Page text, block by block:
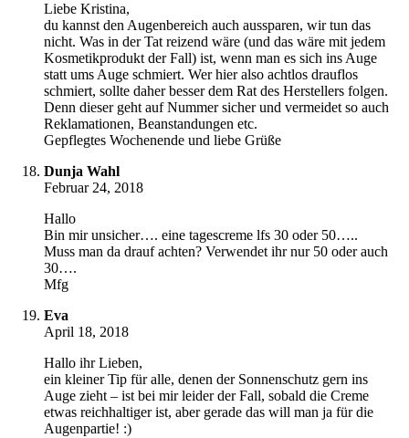
Liebe Kristina,
du kannst den Augenbereich auch aussparen, wir tun das
nicht. Was in der Tat reizend wäre (und das wäre mit jedem
Kosmetikprodukt der Fall) ist, wenn man es sich ins Auge
statt ums Auge schmiert. Wer hier also achtlos drauflos
schmiert, sollte daher besser dem Rat des Herstellers folgen.
Denn dieser geht auf Nummer sicher und vermeidet so auch
Reklamationen, Beanstandungen etc.
Gepflegtes Wochenende und liebe Grüße
Dunja Wahl
Februar 24, 2018
Hallo
Bin mir unsicher…. eine tagescreme lfs 30 oder 50…..
Muss man da drauf achten? Verwendet ihr nur 50 oder auch
30….
Mfg
Eva
April 18, 2018
Hallo ihr Lieben,
ein kleiner Tip für alle, denen der Sonnenschutz gern ins
Auge zieht – ist bei mir leider der Fall, sobald die Creme
etwas reichhaltiger ist, aber gerade das will man ja für die
Augenpartie! :)